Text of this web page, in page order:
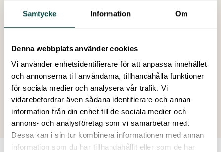
Samtycke Information Om
Denna webbplats använder cookies
Vi använder enhetsidentifierare för att anpassa innehållet
och annonserna till användarna, tillhandahålla funktioner
för sociala medier och analysera vår trafik. Vi
vidarebefordrar även sådana identifierare och annan
information från din enhet till de sociala medier och
annons- och analysföretag som vi samarbetar med.
Dessa kan i sin tur kombinera informationen med annan
information som du har tillhandahållit eller som de har
University of Camerino, Italien
University of Thessaly, Grekland
Skapad: 17 maj 2025
Senast ändrad: 09 juli 2026